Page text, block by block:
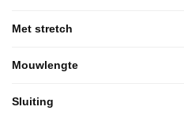
Met stretch
Mouwlengte
Sluiting